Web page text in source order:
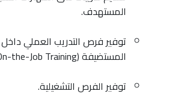
المستهدف.
توفير فرص التدريب العملي
المستضيفة (On-the-Job Training).
توفير الفرص التشغيلية.